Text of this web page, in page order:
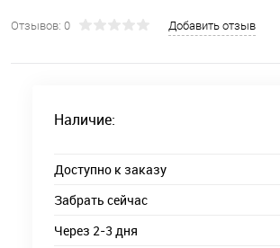
Отзывов: 0 Добавить отзыв
Наличие:
Доступно к заказу
Забрать сейчас
Через 2-3 дня